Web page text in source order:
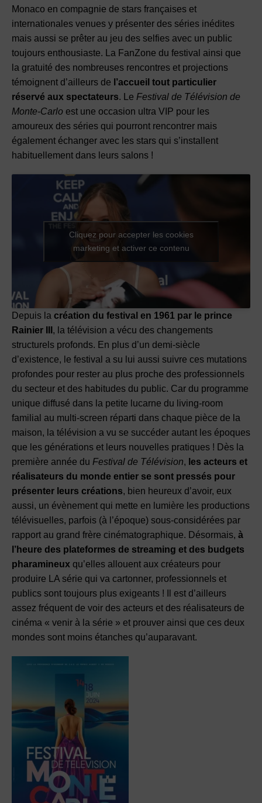
Monaco en compagnie de stars françaises et
internationales venues y présenter des séries inédites
mais aussi se prêter au jeu des selfies avec un public
toujours enthousiaste. La FanZone du festival ainsi que
la gratuité des nombreuses rencontres et projections
témoignent d’ailleurs de l’accueil tout particulier
réservé aux spectateurs. Le Festival de Télévision de
Monte-Carlo est une occasion ultra VIP pour les
amoureux des séries qui pourront rencontrer mais
également échanger avec les stars qui s’installent
habituellement dans leurs salons !
Cliquez pour accepter les cookies
marketing et activer ce contenu
Depuis la création du festival en 1961 par le prince
Rainier III , la télévision a vécu des changements
structurels profonds. En plus d’un demi-siècle
d’existence, le festival a su lui aussi suivre ces mutations
profondes pour rester au plus proche des professionnels
du secteur et des habitudes du public. Car du programme
unique diffusé dans la petite lucarne du living-room
familial au multi-screen réparti dans chaque pièce de la
maison, la télévision a vu se succéder autant les époques
que les générations et leurs nouvelles pratiques ! Dès la
première année du Festival de Télévision, les acteurs et
réalisateurs du monde entier se sont pressés pour
présenter leurs créations, bien heureux d’avoir, eux
aussi, un évènement qui mette en lumière les productions
télévisuelles, parfois (à l’époque) sous-considérées par
rapport au grand frère cinématographique. Désormais, à
l’heure des plateformes de streaming et des budgets
pharamineux qu’elles allouent aux créateurs pour
produire LA série qui va cartonner, professionnels et
publics sont toujours plus exigeants ! Il est d’ailleurs
assez fréquent de voir des acteurs et des réalisateurs de
cinéma « venir à la série » et prouver ainsi que ces deux
mondes sont moins étanches qu’auparavant.